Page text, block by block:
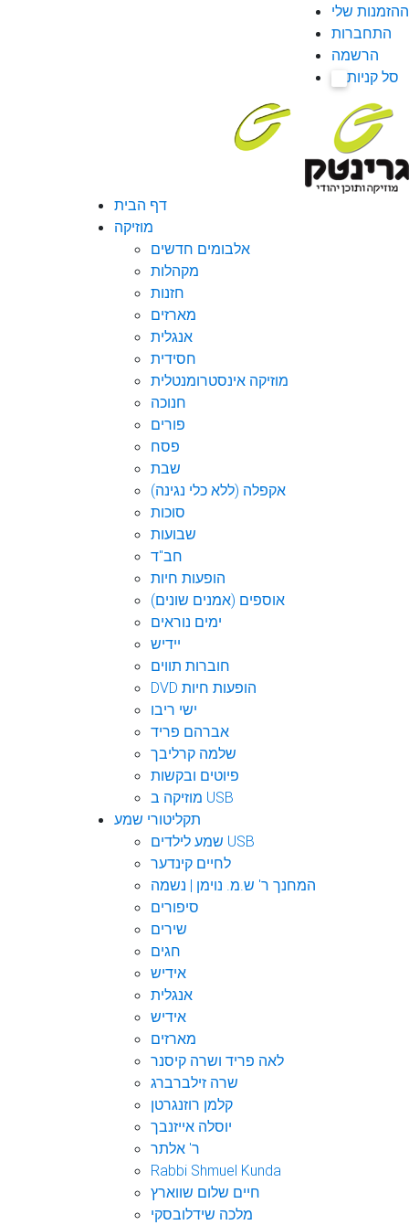
ההזמנות שלי
התחברות
הרשמה
סל קניות
דף הבית
מוזיקה
אלבומים חדשים
מקהלות
חזנות
מארזים
אנגלית
חסידית
מוזיקה אינסטרומנטלית
חנוכה
פורים
פסח
שבת
אקפלה (ללא כלי נגינה)
סוכות
שבועות
חב"ד
הופעות חיות
אוספים (אמנים שונים)
ימים נוראים
יידיש
חוברות תווים
DVD הופעות חיות
ישי ריבו
אברהם פריד
שלמה קרליבך
פיוטים ובקשות
מוזיקה ב USB
תקליטורי שמע
שמע לילדים USB
לחיים קינדער
המחנך ר' ש.מ. נוימן | נשמה
סיפורים
שירים
חגים
אידיש
אנגלית
אידיש
מארזים
לאה פריד ושרה קיסנר
שרה זילברברג
קלמן רוזנגרטן
יוסלה אייזנבך
ר' אלתר
Rabbi Shmuel Kunda
חיים שלום שווארץ
מלכה שידלובסקי